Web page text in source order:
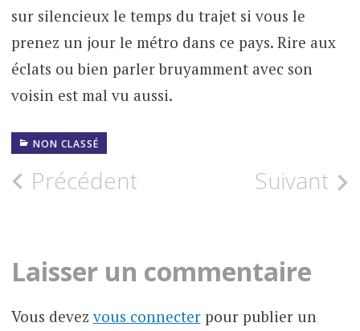
sur silencieux le temps du trajet si vous le
prenez un jour le métro dans ce pays. Rire aux
éclats ou bien parler bruyamment avec son
voisin est mal vu aussi.
NON CLASSÉ
Navigation
articles
Précédent Suivant
Laisser un commentaire
Vous devezvous connecterpour publier un